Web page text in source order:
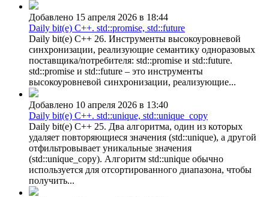
Добавлено 15 апреля 2026 в 18:44
Daily bit(e) C++. std::promise, std::future
Daily bit(e) C++ 26. Инструменты высокоуровневой
синхронизации, реализующие семантику одноразовых
поставщика/потребителя: std::promise и std::future.
std::promise и std::future – это инструменты
высокоуровневой синхронизации, реализующие...
Добавлено 10 апреля 2026 в 13:40
Daily bit(e) C++. std::unique, std::unique_copy
Daily bit(e) C++ 25. Два алгоритма, один из которых
удаляет повторяющиеся значения (std::unique), а другой
отфильтровывает уникальные значения
(std::unique_copy). Алгоритм std::unique обычно
используется для отсортированного диапазона, чтобы
получить...